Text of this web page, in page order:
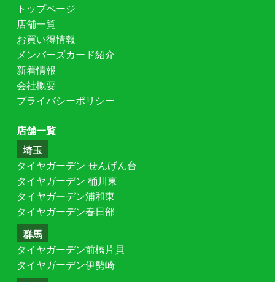
トップページ
店舗一覧
お買い得情報
メンバーズカード紹介
新着情報
会社概要
プライバシーポリシー
店舗一覧
埼玉
タイヤガーデン せんげん台
タイヤガーデン 桶川東
タイヤガーデン浦和東
タイヤガーデン春日部
群馬
タイヤガーデン前橋片貝
タイヤガーデン伊勢崎